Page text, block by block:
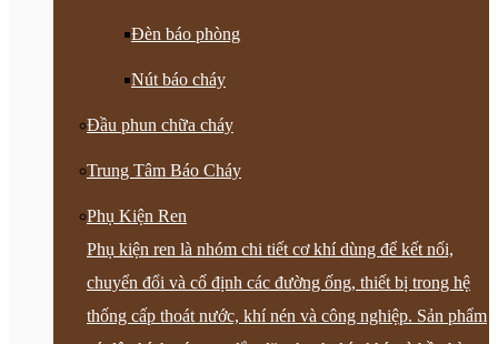
Đèn báo phòng
Nút báo cháy
Đầu phun chữa cháy
Trung Tâm Báo Cháy
Phụ Kiện Ren
Phụ kiện ren là nhóm chi tiết cơ khí dùng để kết nối,
chuyển đổi và cố định các đường ống, thiết bị trong hệ
thống cấp thoát nước, khí nén và công nghiệp. Sản phẩm